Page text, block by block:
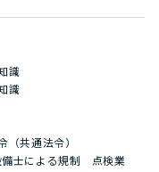
識
識
共通法令）
士による規制 点検業